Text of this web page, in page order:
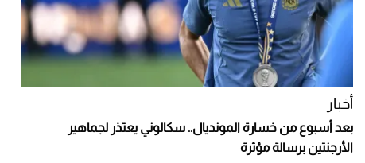
أخبار
بعد أسبوع من خسارة المونديال.. سكالوني يعتذر لجماهير
الأرجنتين برسالة مؤثرة